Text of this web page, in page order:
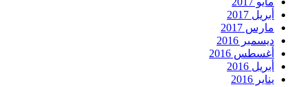
أبريل 2017
مارس 2017
ديسمبر 2016
أغسطس 2016
أبريل 2016
يناير 2016